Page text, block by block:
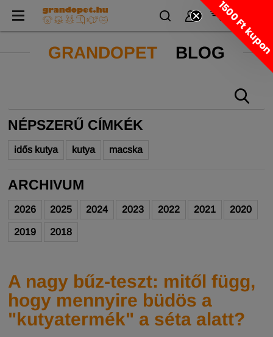
GRANDOPET BLOG
NÉPSZERŰ CÍMKÉK
idős kutya kutya macska
ARCHIVUM
2026 2025 2024 2023 2022 2021 2020
2019 2018
A nagy bűz-teszt: mitől függ,
hogy mennyire büdös a
"kutyatermék" a séta alatt?
1500 Ft